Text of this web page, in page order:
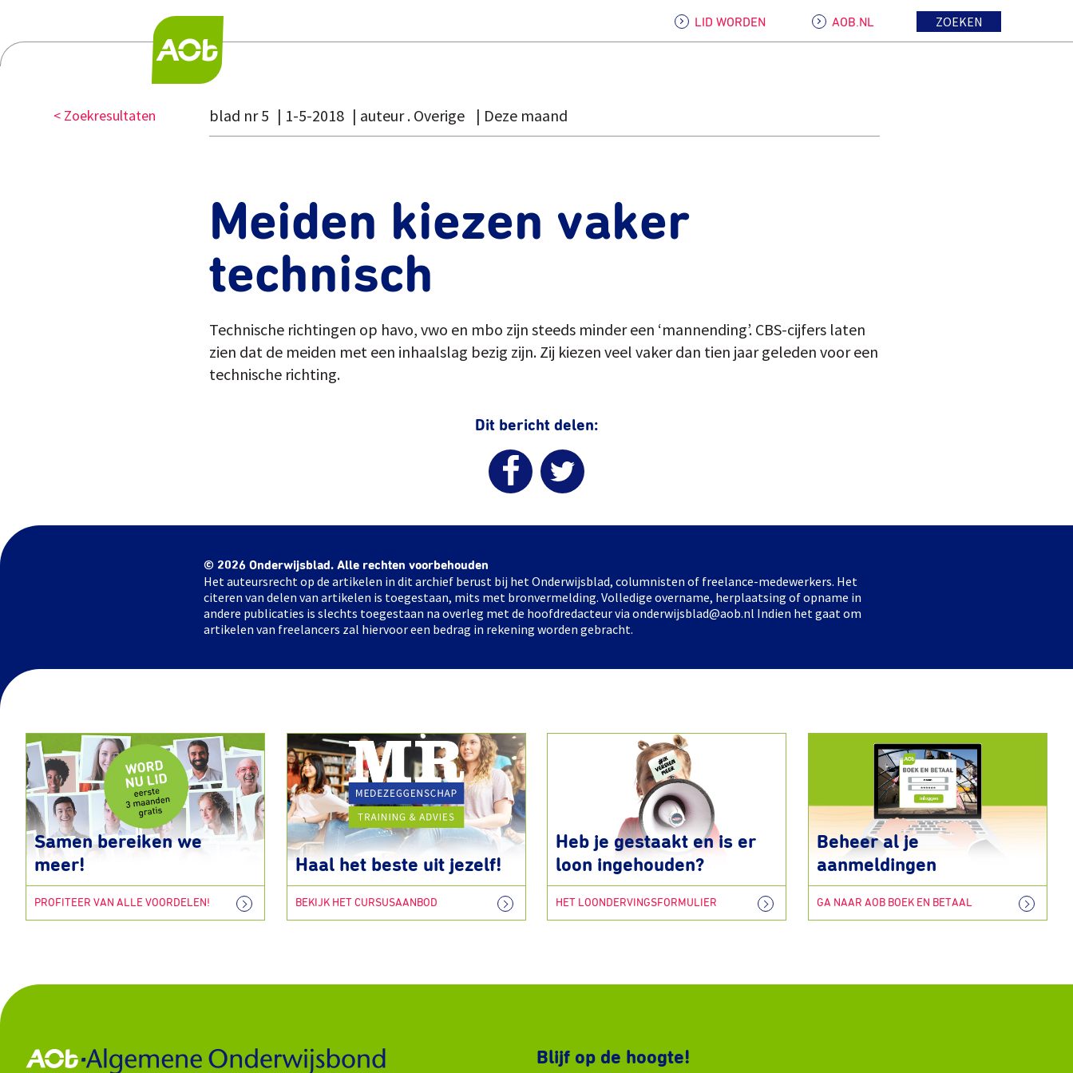
LID WORDEN AOB.NL ZOEKEN
< Zoekresultaten blad nr 5 1-5-2018 auteur . Overige Deze maand
Meiden kiezen vaker
technisch
Technische richtingen op havo, vwo en mbo zijn steeds minder een ‘mannending’. CBS-cijfers laten
zien dat de meiden met een inhaalslag bezig zijn. Zij kiezen veel vaker dan tien jaar geleden voor een
technische richting.
Dit bericht delen:
© 2026 Onderwijsblad. Alle rechten voorbehouden
Het auteursrecht op de artikelen in dit archief berust bij het Onderwijsblad, columnisten of freelance-medewerkers. Het
citeren van delen van artikelen is toegestaan, mits met bronvermelding. Volledige overname, herplaatsing of opname in
andere publicaties is slechts toegestaan na overleg met de hoofdredacteur via onderwijsblad@aob.nl Indien het gaat om
artikelen van freelancers zal hiervoor een bedrag in rekening worden gebracht.
Samen bereiken we
meer!
PROFITEER VAN ALLE VOORDELEN!
Haal het beste uit jezelf!
BEKIJK HET CURSUSAANBOD
Heb je gestaakt en is er
loon ingehouden?
HET LOONDERVINGSFORMULIER
Beheer al je
aanmeldingen
GA NAAR AOB BOEK EN BETAAL
Blijf op de hoogte!